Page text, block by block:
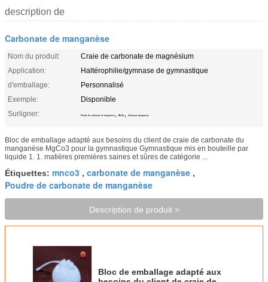
description de
Carbonate de manganèse
Nom du produit:
Craie de carbonate de magnésium
Application:
Haltérophilie/gymnase de gymnastique
d'emballage:
Personnalisé
Exemple:
Disponible
Surligner:
Poudre de carbonate de manganèse , MnCO3 , Carbonate manganeux
Bloc de emballage adapté aux besoins du client de craie de carbonate du
manganèse MgCo3 pour la gymnastique Gymnastique mis en bouteille par
liquide 1. 1. matières premières saines et sûres de catégorie ...
Étiquettes: mnco3 , carbonate de manganèse ,
Poudre de carbonate de manganèse
Description de produit >
Bloc de emballage adapté aux